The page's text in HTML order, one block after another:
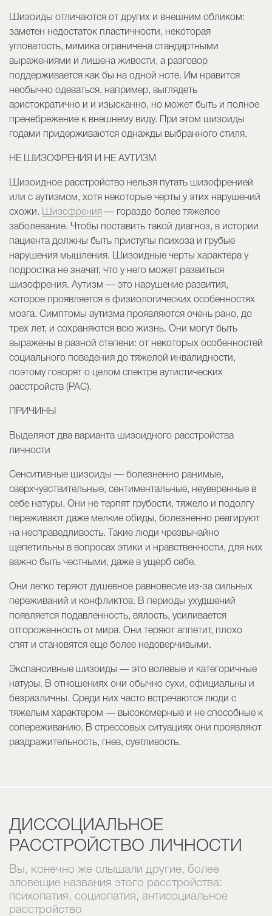
Шизоиды отличаются от других и внешним обликом:
заметен недостаток пластичности, некоторая
угловатость, мимика ограничена стандартными
выражениями и лишена живости, а разговор
поддерживается как бы на одной ноте. Им нравится
необычно одеваться, например, выглядеть
аристократично и и изысканно, но может быть и полное
пренебрежение к внешнему виду. При этом шизоиды
годами придерживаются однажды выбранного стиля.
НЕ ШИЗОФРЕНИЯ И НЕ АУТИЗМ
Шизоидное расстройство нельзя путать шизофренией
или с аутизмом, хотя некоторые черты у этих нарушений
схожи. Шизофрения — гораздо более тяжелое
заболевание. Чтобы поставить такой диагноз, в истории
пациента должны быть приступы психоза и грубые
нарушения мышления. Шизоидные черты характера у
подростка не значат, что у него может развиться
шизофрения. Аутизм — это нарушение развития,
которое проявляется в физиологических особенностях
мозга. Симптомы аутизма проявляются очень рано, до
трех лет, и сохраняются всю жизнь. Они могут быть
выражены в разной степени: от некоторых особенностей
социального поведения до тяжелой инвалидности,
поэтому говорят о целом спектре аутистических
расстройств (РАС).
ПРИЧИНЫ
Выделяют два варианта шизоидного расстройства
личности
Сенситивные шизоиды — болезненно ранимые,
сверхчувствительные, сентиментальные, неуверенные в
себе натуры. Они не терпят грубости, тяжело и подолгу
переживают даже мелкие обиды, болезненно реагируют
на несправедливость. Такие люди чрезвычайно
щепетильны в вопросах этики и нравственности, для них
важно быть честными, даже в ущерб себе.
Они легко теряют душевное равновесие из-за сильных
переживаний и конфликтов. В периоды ухудшений
появляется подавленность, вялость, усиливается
отгороженность от мира. Они теряют аппетит, плохо
спят и становятся еще более недоверчивыми.
Экспансивные шизоиды — это волевые и категоричные
натуры. В отношениях они обычно сухи, официальны и
безразличны. Среди них часто встречаются люди с
тяжелым характером — высокомерные и не способные к
сопереживанию. В стрессовых ситуациях они проявляют
раздражительность, гнев, суетливость.
ДИССОЦИАЛЬНОЕ
РАССТРОЙСТВО ЛИЧНОСТИ
Вы, конечно же слышали другие, более
зловещие названия этого расстройства:
психопатия, социопатия, антисоциальное
расстройство